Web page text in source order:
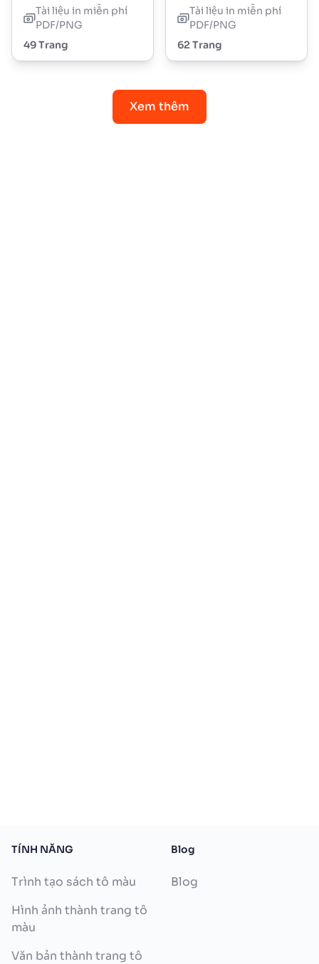
Tài liệu in miễn phí
PDF/PNG
49 Trang
Tài liệu in miễn phí
PDF/PNG
62 Trang
Xem thêm
TÍNH NĂNG
Trình tạo sách tô màu
Hình ảnh thành trang tô
màu
Văn bản thành trang tô
Blog
Blog